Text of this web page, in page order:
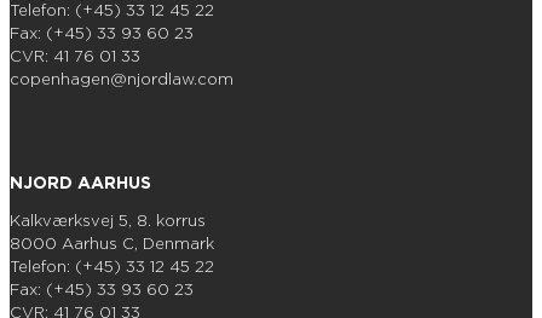
Telefon: (+45) 33 12 45 22
Fax: (+45) 33 93 60 23
CVR: 41 76 01 33
copenhagen@njordlaw.com
NJORD AARHUS
Kalkværksvej 5, 8. korrus
8000 Aarhus C, Denmark
Telefon: (+45) 33 12 45 22
Fax: (+45) 33 93 60 23
CVR: 41 76 01 33